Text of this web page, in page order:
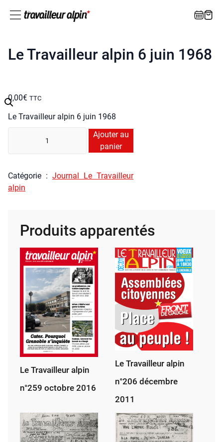
Le Travailleur alpin 6 juin 1968
0,00€ TTC
Le Tra­vailleur alpin 6 juin 1968
té
Le
Tra­
Ajouter au
panier
Caté­go­rie : Jour­nal Le Tra­vailleur
alpin
Produits apparentés
Le Travailleur alpin
n°259 octobre 2016
Le Travailleur alpin
n°206 décembre
2011